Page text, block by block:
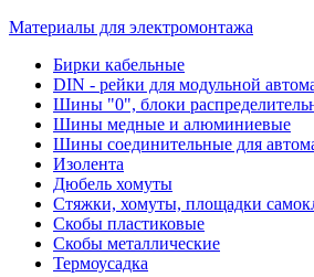
Материалы для электромонтажа
Бирки кабельные
DIN - рейки для модульной
Шины "0", блоки
Шины медные и алюминиевые
Шины соединительные для
Изолента
Дюбель хомуты
Стяжки, хомуты, площадки
Скобы пластиковые
Скобы металлические
Термоусадка